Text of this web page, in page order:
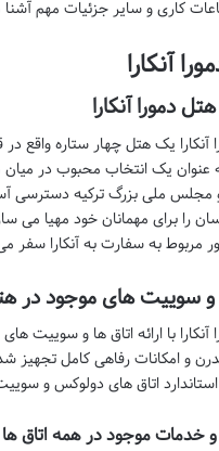
کاری و سایر جزئیات مهم آشنا
آنکارا
دمورا آنکارا
آنکارا یک هتل چهار ستاره واقع
عنوان یک انتخاب محبوب در میان
مجلس ملی بزرگ ترکیه دسترسی
را برای مهمانان خود مهیا می
مربوط به سفارت به آنکارا سفر
و سوییت های موجود در
آنکارا با ارائه اتاق ها و سوییت
و امکانات رفاهی کامل تجهیز
استاندارد اتاق های دولوکس و
و خدمات موجود در همه اتاق ها